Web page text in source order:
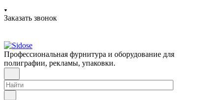
Заказать звонок
Профессиональная фурнитура и оборудование для
полиграфии, рекламы, упаковки.